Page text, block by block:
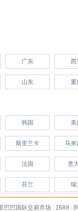
广东 西
山东 重
韩国 美
斯里兰卡 马来
法国 意
芬兰 瑞
巴巴国际交易市场 1688